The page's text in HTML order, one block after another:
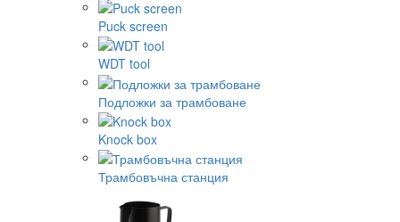
Puck screen
WDT tool
Подложки за трамбоване
Knock box
Трамбовъчна станция